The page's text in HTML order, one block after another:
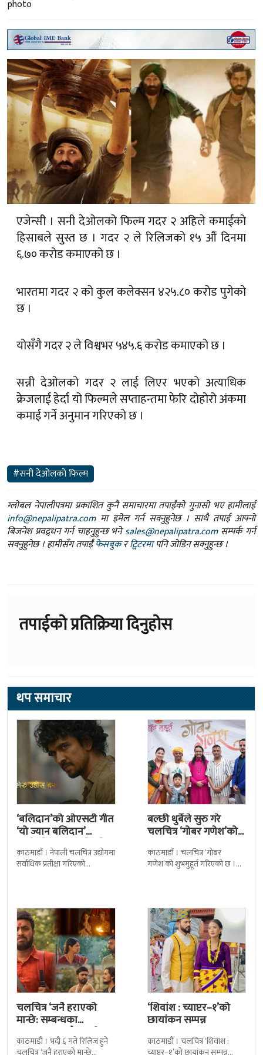
एजेन्सी । सनी देओलको फिल्म गदर २ अहिले कमाईको
हिसाबले सुस्त छ । गदर २ ले रिलिजको १५ औं दिनमा
६.७० करोड कमाएको छ ।
भारतमा गदर २ को कुल कलेक्सन ४२५.८० करोड पुगेको
छ ।
योसँगै गदर २ ले विश्वभर ५४५.६ करोड कमाएको छ ।
सन्नी देओलको गदर २ लाई लिएर भएको अत्याधिक
क्रेजलाई हेर्दा यो फिल्मले सप्ताहन्तमा फेरि दोहोरो अंकमा
कमाई गर्ने अनुमान गरिएको छ ।
#सनी देओलको फिल्म
ग्लोबल नेपालीपत्रमा प्रकाशित कुनै समाचारमा तपाईंको गुनासो भए हामीलाई
info@nepalipatra.comमा इमेल गर्न सक्नुहुनेछ । साथै तपाई आफ्नो
बिजनेश प्रवद्र्धन गर्न चाहनुहुन्छ भनेsales@nepalipatra.comसम्पर्क गर्न
सक्नुहुनेछ । हामीसँग तपाईंफेसबुकरट्विटरमापनि जोडिन सक्नुहुन्छ ।
तपाईको प्रतिक्रिया दिनुहोस
थप समाचार
‘बलिदान’को ओएसटी गीत
‘यो ज्यान बलिदान’
सार्वजनिक, मातृभूमिप्रति
पुत्रको भावनात्मक…
काठमाडौं । नेपाली चलचित्र उद्योगमा
सर्वाधिक प्रतीक्षा गरिएको
बल्छी धुर्बेले सुरु गरे
चलचित्र ‘गोबर गणेश’को
छायांकन
काठमाडौं । चलचित्र ‘गोबर
गणेश’को शुभमुहूर्त गरिएको छ ।
चलचित्र ‘जनै हराएको
मान्छे: सम्बन्धका
धागाहरू’मा जनै कसरी
हराउँछ ?
काठमाडौं । भदौ ६ गते रिलिज हुने
‘शिवांश : च्याप्टर–१’को
छायांकन सम्पन्न
काठमाडौँ । चलचित्र ‘शिवांश :